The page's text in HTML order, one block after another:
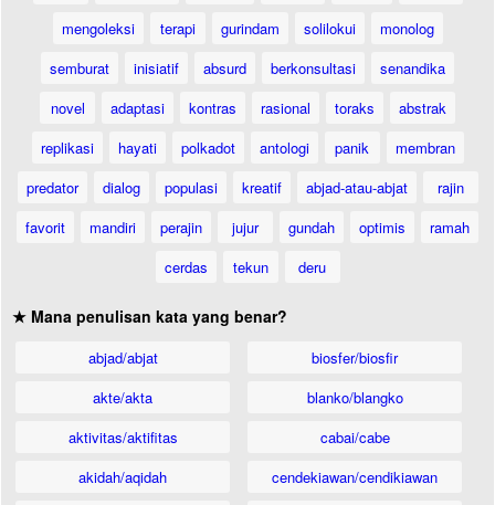
mengoleksi
terapi gurindam solilokui
monolog
semburat
inisiatif absurd berkonsultasi
senandika
novel
adaptasi kontras rasional toraks
abstrak
replikasi
hayati polkadot antologi panik
membran
predator
dialog populasi kreatif abjad-atau-abjat
rajin
favorit
mandiri perajin jujur gundah optimis
ramah
cerdas
tekun deru
★ Mana penulisan kata yang benar?
abjad/abjat
akte/akta
aktivitas/aktifitas
akidah/aqidah
biosfer/biosfir
blanko/blangko
cabai/cabe
cendekiawan/cendikiawan